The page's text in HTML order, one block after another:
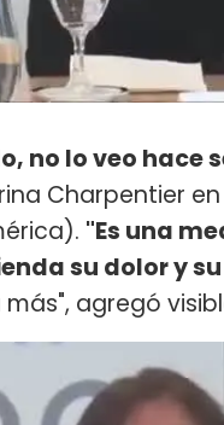
no lo veo hace
Charpentier
"Es una
su dolor y
agregó